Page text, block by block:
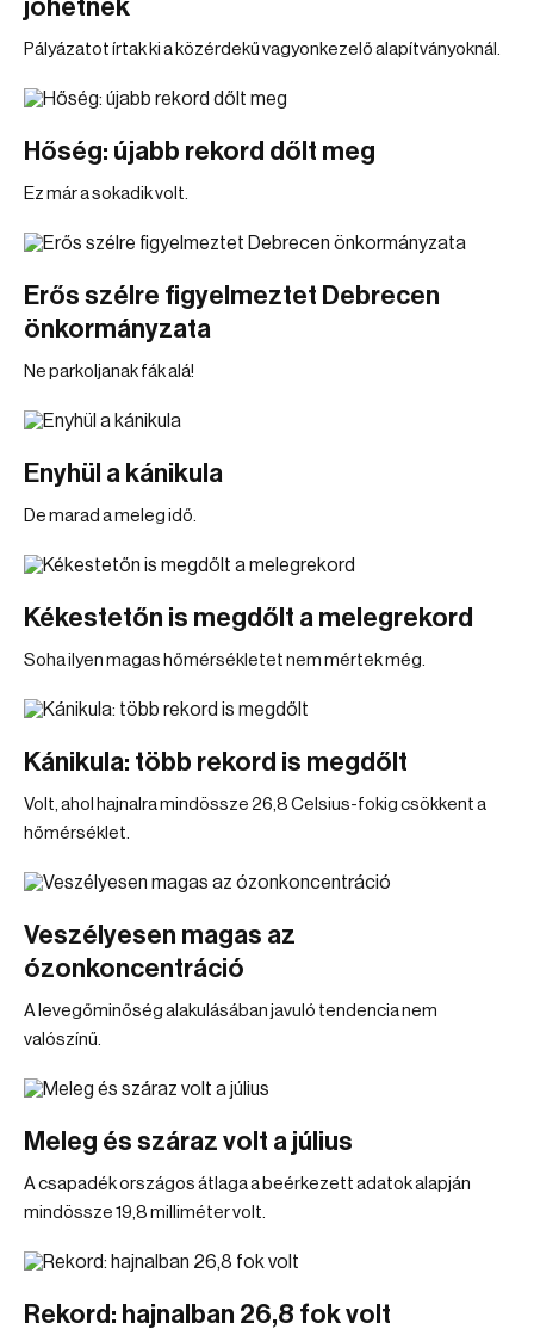
jöhetnek
Pályázatot írtak ki a közérdekű vagyonkezelő alapítványoknál.
Hőség: újabb rekord dőlt meg
Ez már a sokadik volt.
Erős szélre figyelmeztet Debrecen
önkormányzata
Ne parkoljanak fák alá!
Enyhül a kánikula
De marad a meleg idő.
Kékestetőn is megdőlt a melegrekord
Soha ilyen magas hőmérsékletet nem mértek még.
Kánikula: több rekord is megdőlt
Volt, ahol hajnalra mindössze 26,8 Celsius-fokig csökkent a
hőmérséklet.
Veszélyesen magas az
ózonkoncentráció
A levegőminőség alakulásában javuló tendencia nem
valószínű.
Meleg és száraz volt a július
A csapadék országos átlaga a beérkezett adatok alapján
mindössze 19,8 milliméter volt.
Rekord: hajnalban 26,8 fok volt